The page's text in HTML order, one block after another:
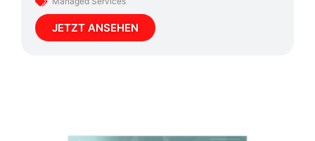
JETZT ANSEHEN